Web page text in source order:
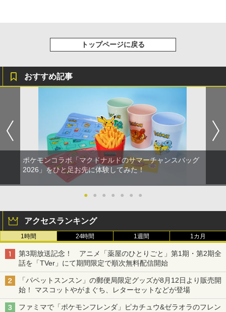
トップページに戻る
おすすめ記事
ポケモンコラボ「マクドナルドのサマーチャンスバッグ
2026」をひと足お先に体験してみた！
● ● ● ● ● ● ●
アクセスランキング
1時間 24時間 1週間 1カ月
第3期放送記念！ アニメ「薬屋のひとりごと」第1期・第2期全
話を「TVer」にて期間限定で順次無料配信開始
「パペットスンスン」の郵便局限定グッズが8月12日より販売開
始！ マスコットやがまぐち、レターセットなどが登場
ファミマで「ポケモンフレンダ」ピカチュウ&ゼラオラのフレン